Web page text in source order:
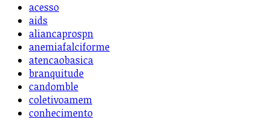
acesso
aids
aliancaprospn
anemiafalciforme
atencaobasica
branquitude
candomble
coletivoamem
conhecimento